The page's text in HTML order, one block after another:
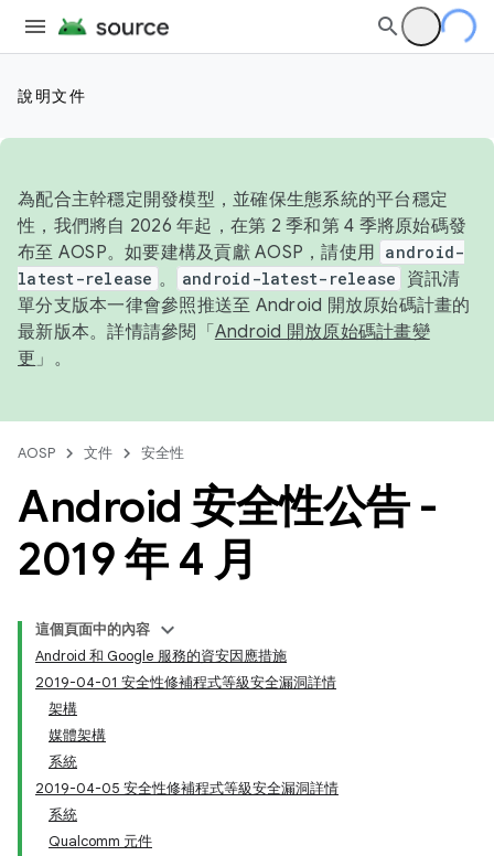
說明文件
為配合主幹穩定開發模型，並確保生態系統的平台穩定
性，我們將自 2026 年起，在第 2 季和第 4 季將原始碼發
布至 AOSP。如要建構及貢獻 AOSP，請使用 android-
latest-release 。 android-latest-release
資訊清
單分支版本一律會參照推送至 Android 開放原始碼計畫的
最新版本。詳情請參閱「 Android 開放原始碼計畫變
更 」。
AOSP 文件 安全性
Android 安全性公告 -
2019 年 4 月
這個頁面中的內容
Android 和 Google 服務的資安因應措施
2019-04-01 安全性修補程式等級安全漏洞詳情
架構
媒體架構
系統
2019-04-05 安全性修補程式等級安全漏洞詳情
系統
Qualcomm 元件